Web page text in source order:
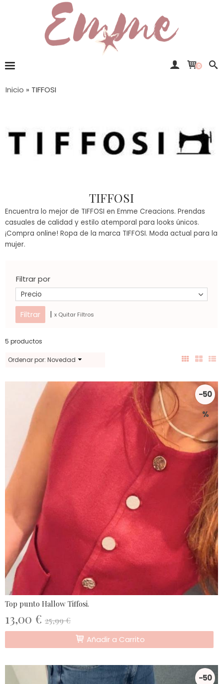
0
Inicio » TIFFOSI
TIFFOSI
Encuentra lo mejor de TIFFOSI en Emme Creacions. Prendas
casuales de calidad y estilo atemporal para looks únicos.
¡Compra online! Ropa de la marca TIFFOSI. Moda actual para la
mujer.
Filtrar por
Precio
| x Quitar Filtros
5 productos
Ordenar por: Novedad
-50
%
Top punto Hallow Tiffosi.
13,00 € 25,99 €
Añadir a Carrito
-50